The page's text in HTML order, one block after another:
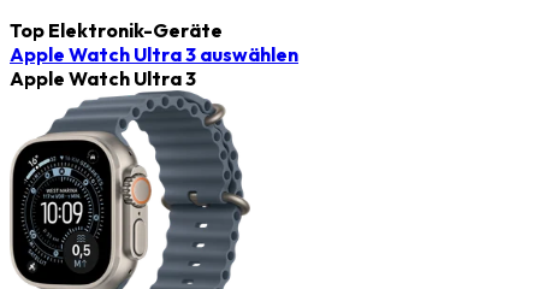
Top Elektronik-Geräte
Apple Watch Ultra 3 auswählen
Apple Watch Ultra 3